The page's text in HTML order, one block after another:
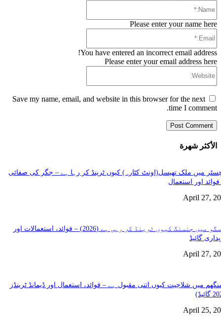
Please enter your name here
You have entered an incorrect email address!
Please enter your email address here
Save my name, email, and website in this browser for the next
time I comment.
الأكثر شهرة
میں ملک تھیسل(اونٹ کٹارہ) کیوں ٹرینڈ کر رہا ہے – جگر کی صفائی
اور استعمال
April 27,
گلاسگو میں جنسنگ کیوں ٹرینڈ کر رہی ہے (2026) – فوائد، استعمالات اور
گائیڈ
April 27,
میں شلاجیت کیوں اتنی مقبول ہے – فوائد، استعمال اور ڈیمانڈ ٹرینڈز
April 25,